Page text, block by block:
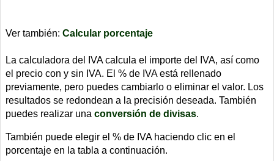
Ver también: Calcular porcentaje
La calculadora del IVA calcula el importe del IVA, así como
el precio con y sin IVA. El % de IVA está rellenado
previamente, pero puedes cambiarlo o eliminar el valor. Los
resultados se redondean a la precisión deseada. También
puedes realizar una conversión de divisas.
También puede elegir el % de IVA haciendo clic en el
porcentaje en la tabla a continuación.